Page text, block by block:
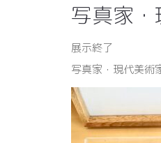
写真家
展示終了
写真家・現代美術